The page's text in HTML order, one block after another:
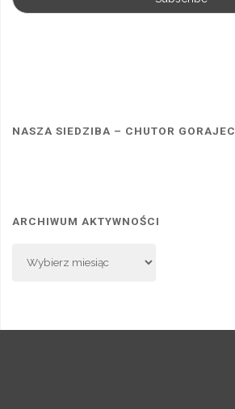
NASZA SIEDZIBA – CHUTOR GORAJEC
ARCHIWUM AKTYWNOŚCI
Aktywności